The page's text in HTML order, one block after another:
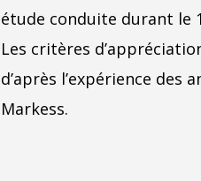
étude conduite durant le
Les critères
d’après l’expérience des
Markess.